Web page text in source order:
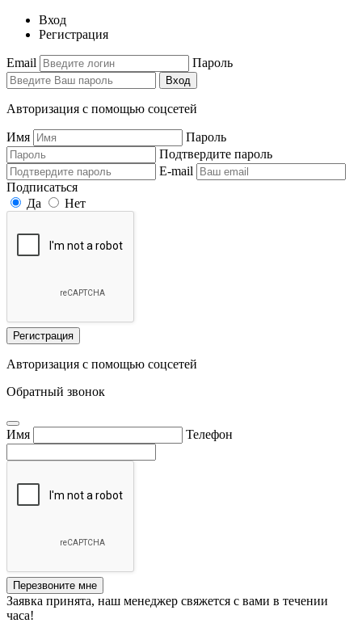
Вход
Регистрация
Email Пароль
Вход
Авторизация с помощью соцсетей
Имя
Пароль
Подтвердите пароль
E-mail
Подписаться
Да
Нет
Регистрация
Авторизация с помощью соцсетей
Обратный звонок
Имя Телефон
Перезвоните мне
Заявка принята, наш менеджер свяжется с вами в течении
часа!